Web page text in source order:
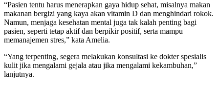
“Pasien tentu harus menerapkan gaya hidup sehat, misalnya makan
makanan bergizi yang kaya akan vitamin D dan menghindari rokok.
Namun, menjaga kesehatan mental juga tak kalah penting bagi
pasien, seperti tetap aktif dan berpikir positif, serta mampu
memanajemen stres,” kata Amelia.
“Yang terpenting, segera melakukan konsultasi ke dokter spesialis
kulit jika mengalami gejala atau jika mengalami kekambuhan,”
lanjutnya.